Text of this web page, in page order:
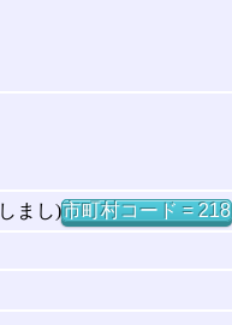
まし)市町村コード = 218